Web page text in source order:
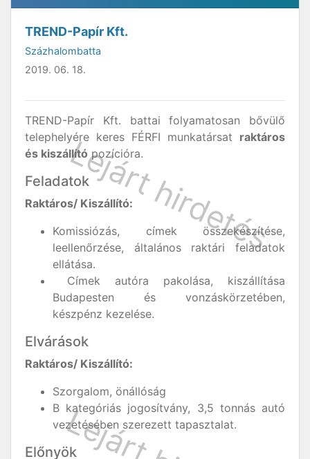
TREND-Papír Kft.
Százhalombatta
2019. 06. 18.
TREND-Papír Kft. battai folyamatosan bővülő
telephelyére keres FÉRFI munkatársat raktáros
és kiszállító pozícióra.
Feladatok
Raktáros/ Kiszállító:
Komissiózás, címek összekészítése,
leellenőrzése, általános raktári feladatok
ellátása.
Címek autóra pakolása, kiszállítása
Budapesten és vonzáskörzetében,
készpénz kezelése.
Elvárások
Raktáros/ Kiszállító:
Szorgalom, önállóság
B kategóriás jogosítvány, 3,5 tonnás autó
vezetésében szerezett tapasztalat.
Előnyök